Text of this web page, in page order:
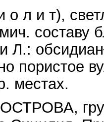
л и т),
составу
Л.:
пористое
местах.